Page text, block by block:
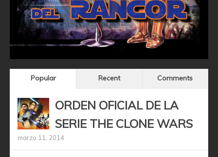
Popular Recent Comments
ORDEN OFICIAL DE LA
SERIE THE CLONE WARS
marzo 11, 2014